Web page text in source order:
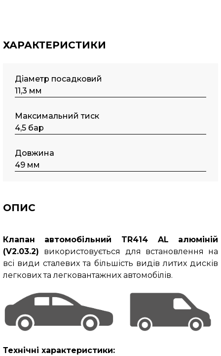
ХАРАКТЕРИСТИКИ
Діаметр посадковий
11,3 мм
Максимальний тиск
4,5 бар
Довжина
49 мм
ОПИС
Клапан автомобільний TR414 AL алюміній
(V2.03.2) використовується для встановлення на
всі види сталевих та більшість видів литих дисків
легкових та легковантажних автомобілів.
Технічні характеристики: